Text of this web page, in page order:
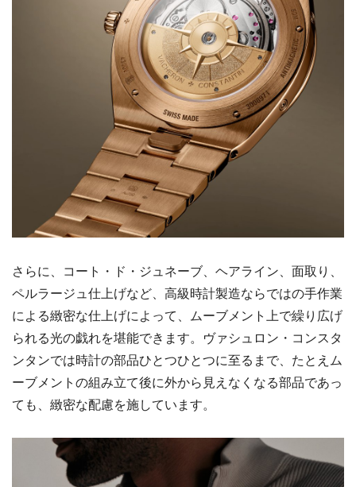
さらに、コート・ド・ジュネーブ、ヘアライン、面取り、
ペルラージュ仕上げなど、高級時計製造ならではの手作業
による緻密な仕上げによって、ムーブメント上で繰り広げ
られる光の戯れを堪能できます。ヴァシュロン・コンスタ
ンタンでは時計の部品ひとつひとつに至るまで、たとえム
ーブメントの組み立て後に外から見えなくなる部品であっ
ても、緻密な配慮を施しています。